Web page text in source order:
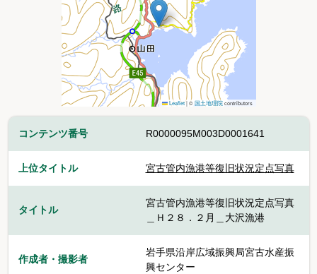
Leaflet|©国土地理院contributors
コンテンツ番号 R0000095M003D0001641
上位タイトル 宮古管内漁港等復旧状況定点写真
タイトル
宮古管内漁港等復旧状況定点写真
＿Ｈ２８．２月＿大沢漁港
作成者・撮影者
岩手県沿岸広域振興局宮古水産振
興センター